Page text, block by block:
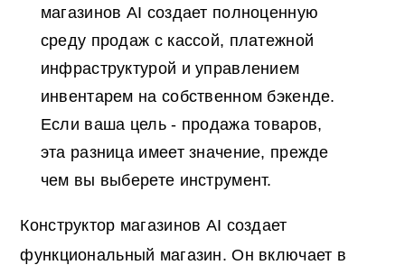
магазинов AI создает полноценную
среду продаж с кассой, платежной
инфраструктурой и управлением
инвентарем на собственном бэкенде.
Если ваша цель - продажа товаров,
эта разница имеет значение, прежде
чем вы выберете инструмент.
Конструктор магазинов AI создает
функциональный магазин. Он включает в